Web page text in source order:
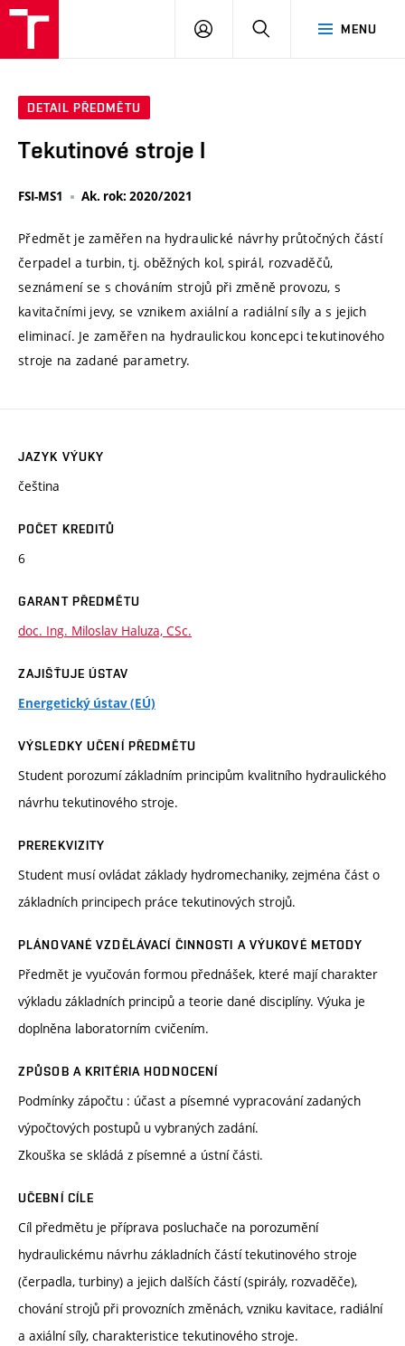
MENU
PŘIHLÁSIT
DETAIL PŘEDMĚTU
Tekutinové stroje I
FSI-MS1 Ak. rok: 2020/2021
Předmět je zaměřen na hydraulické návrhy průtočných částí
čerpadel a turbin, tj. oběžných kol, spirál, rozvaděčů,
seznámení se s chováním strojů při změně provozu, s
kavitačními jevy, se vznikem axiální a radiální síly a s jejich
eliminací. Je zaměřen na hydraulickou koncepci tekutinového
stroje na zadané parametry.
JAZYK VÝUKY
čeština
POČET KREDITŮ
6
GARANT PŘEDMĚTU
doc. Ing. Miloslav Haluza, CSc.
ZAJIŠŤUJE ÚSTAV
Energetický ústav (EÚ)
VÝSLEDKY UČENÍ PŘEDMĚTU
Student porozumí základním principům kvalitního hydraulického
návrhu tekutinového stroje.
PREREKVIZITY
Student musí ovládat základy hydromechaniky, zejména část o
základních principech práce tekutinových strojů.
PLÁNOVANÉ VZDĚLÁVACÍ ČINNOSTI A VÝUKOVÉ METODY
Předmět je vyučován formou přednášek, které mají charakter
výkladu základních principů a teorie dané disciplíny. Výuka je
doplněna laboratorním cvičením.
ZPŮSOB A KRITÉRIA HODNOCENÍ
Podmínky zápočtu : účast a písemné vypracování zadaných
výpočtových postupů u vybraných zadání.
Zkouška se skládá z písemné a ústní části.
UČEBNÍ CÍLE
Cíl předmětu je příprava posluchače na porozumění
hydraulickému návrhu základních částí tekutinového stroje
(čerpadla, turbiny) a jejich dalších částí (spirály, rozvaděče),
chování strojů při provozních změnách, vzniku kavitace, radiální
a axiální síly, charakteristice tekutinového stroje.